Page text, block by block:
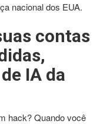
nacional dos EUA.
contas
IA da
hack? Quando você